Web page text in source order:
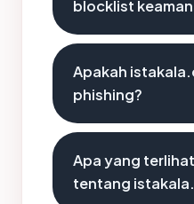
blocklist
Apakah
phishing?
Apa yang
tentang